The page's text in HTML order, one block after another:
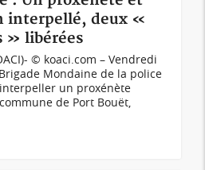
interpellé, deux «
» libérées
© koaci.com – Vendredi
Mondaine de la police
un proxénète
de Port Bouët,